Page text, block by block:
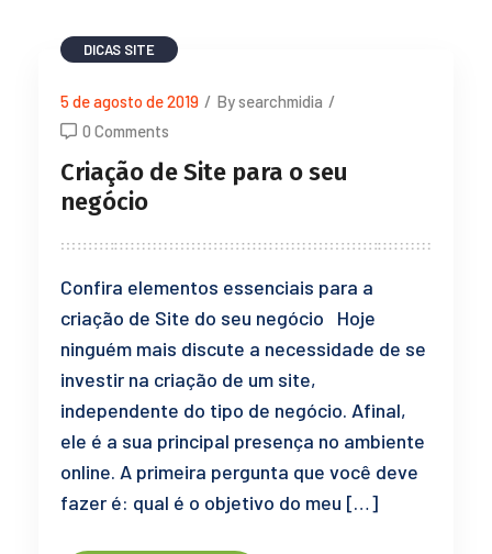
DICAS SITE
5 de agosto de 2019 / By searchmidia /
0 Comments
Criação de Site para o seu
negócio
Confira elementos essenciais para a
criação de Site do seu negócio Hoje
ninguém mais discute a necessidade de se
investir na criação de um site,
independente do tipo de negócio. Afinal,
ele é a sua principal presença no ambiente
online. A primeira pergunta que você deve
fazer é: qual é o objetivo do meu […]